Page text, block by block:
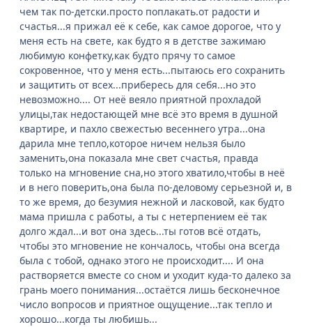
чем так по-детски.просто поплакать.от радости и
счастья...я прижал её к себе, как самое дорогое, что у
меня есть на свете, как будто я в детстве зажимаю
любимую конфетку,как будто прячу то самое
сокровенное, что у меня есть...пытаюсь его сохранить
и защитить от всех...прибересь для себя...но это
невозможно.... От неё веяло приятной прохладой
улицы,так недостающей мне всё это время в душной
квартире, и пахло свежестью весеннего утра...она
дарила мне тепло,которое ничем нельзя было
заменить,она показала мне свет счастья, правда
только на мгновение сна,но этого хватило,чтобы в неё
и в него поверить,она была по-деловому серьезной и, в
то же время, до безумия нежной и ласковой, как будто
мама пришла с работы, а ты с нетерпением её так
долго ждал...и вот она здесь...ты готов всё отдать,
чтобы это мгновение не кончалось, чтобы она всегда
была с тобой, однако этого не происходит.... И она
растворяется вместе со сном и уходит куда-то далеко за
грань моего понимания...остаётся лишь бесконечное
число вопросов и приятное ощущение...так тепло и
хорошо...когда ты любишь...